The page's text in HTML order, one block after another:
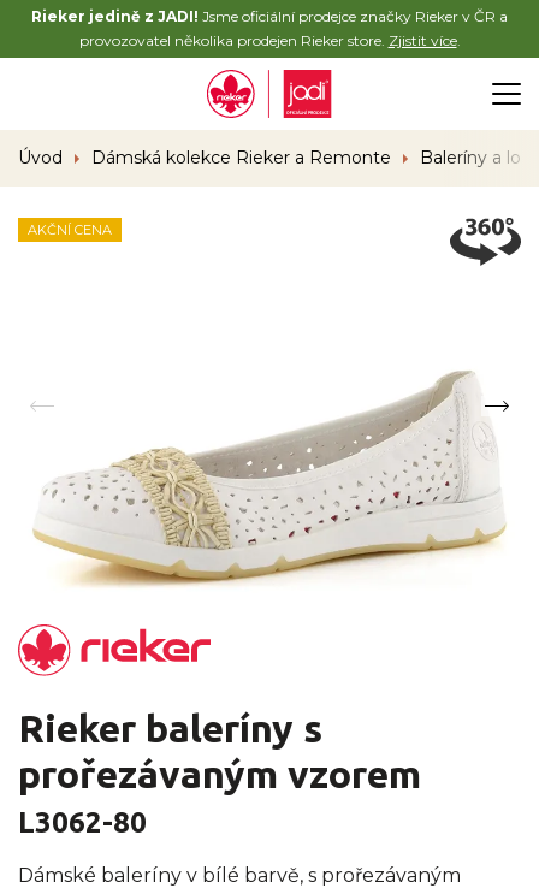
Rieker jedině z JADI! Jsme oficiální prodejce značky Rieker v ČR a
provozovatel několika prodejen Rieker store. Zjistit více.
Úvod Dámská kolekce Rieker a Remonte Baleríny a
AKČNÍ CENA
Rieker baleríny s
prořezávaným vzorem
L3062-80
Dámské baleríny v bílé barvě, s prořezávaným